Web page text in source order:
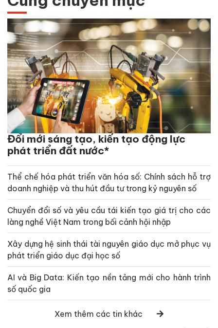
Đổi mới sáng tạo, kiến tạo động lực
phát triển đất nước*
Thể chế hóa phát triển văn hóa số: Chính sách hỗ trợ
doanh nghiệp và thu hút đầu tư trong kỷ nguyên số
Chuyển đổi số và yêu cầu tái kiến tạo giá trị cho các
làng nghề Việt Nam trong bối cảnh hội nhập
Xây dựng hệ sinh thái tài nguyên giáo dục mở phục vụ
phát triển giáo dục đại học số
AI và Big Data: Kiến tạo nền tảng mới cho hành trình
số quốc gia
Xem thêm các tin khác